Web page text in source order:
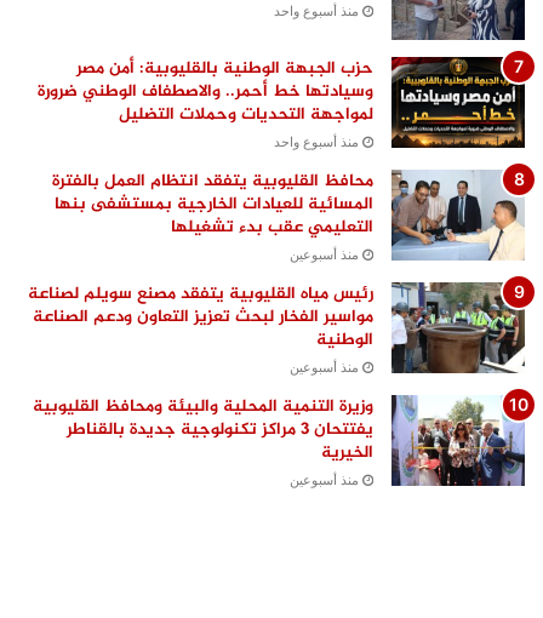
منذ أسبوع واحد
حزب الجبهة الوطنية بالقليوبية: أمن مصر
وسيادتها خط أحمر.. والاصطفاف الوطني ضرورة
لمواجهة التحديات وحملات التضليل
منذ أسبوع واحد
محافظ القليوبية يتفقد انتظام العمل بالفترة
المسائية للعيادات الخارجية بمستشفى بنها
التعليمي عقب بدء تشغيلها
منذ أسبوعين
رئيس مياه القليوبية يتفقد مصنع سويلم لصناعة
مواسير الفخار لبحث تعزيز التعاون ودعم الصناعة
الوطنية
منذ أسبوعين
وزيرة التنمية المحلية والبيئة ومحافظ القليوبية
يفتتحان 3 مراكز تكنولوجية جديدة بالقناطر
الخيرية
منذ أسبوعين